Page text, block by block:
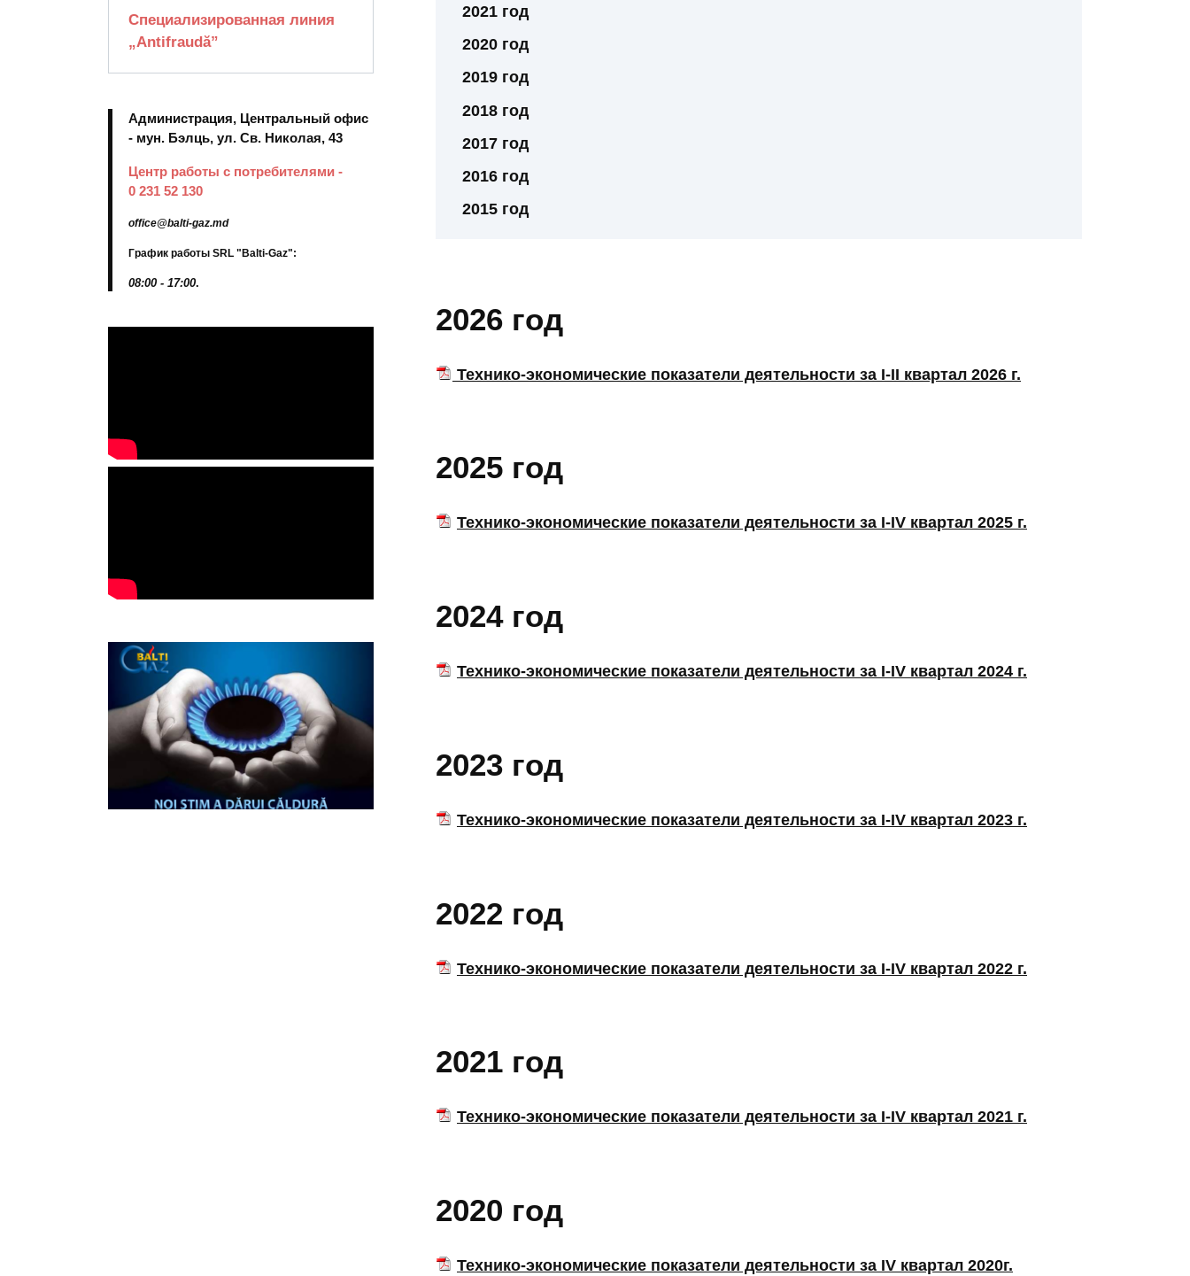
2021 год
2020 год
2019 год
2018 год
2017 год
2016 год
2015 год
2026 год
Технико-экономические показатели деятельности за I-II квартал 2026 г.
2025 год
Технико-экономические показатели деятельности за I-IV квартал 2025 г.
2024 год
Технико-экономические показатели деятельности за I-IV квартал 2024 г.
2023 год
Технико-экономические показатели деятельности за I-IV квартал 2023 г.
2022 год
Технико-экономические показатели деятельности за I-IV квартал 2022 г.
2021 год
Технико-экономические показатели деятельности за I-IV квартал 2021 г.
2020 год
Технико-экономические показатели деятельности за IV квартал 2020г.
Специализированная линия
„Antifraudă”
Администрация, Центральный офис
- мун. Бэлць, ул. Св. Николая, 43
Центр работы с потребителями -
0 231 52 130
office@balti-gaz.md
График работы SRL "Balti-Gaz":
08:00 - 17:00.